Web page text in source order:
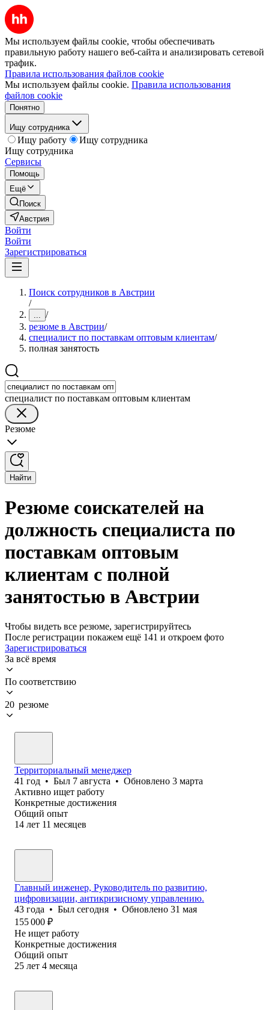
Мы используем файлы cookie, чтобы обеспечивать
правильную работу нашего веб-сайта и анализировать сетевой
трафик.
Правила использования файлов cookie
Мы используем файлы cookie. Правила использования
файлов cookie
Понятно
Ищу сотрудника
Ищу работу
Ищу сотрудника
Ищу сотрудника
Сервисы
Помощь
Ещё
Поиск
Австрия
Войти
Войти
Зарегистрироваться
Поиск сотрудников в Австрии
/
... /
резюме в Австрии/
специалист по поставкам оптовым клиентам/
полная занятость
специалист по поставкам оптовым клиентам
Резюме
Найти
Резюме соискателей на
должность специалиста по
поставкам оптовым
клиентам с полной
занятостью в Австрии
Чтобы видеть все резюме, зарегистрируйтесь
После регистрации покажем ещё 141 и откроем фото
Зарегистрироваться
За всё время
По соответствию
20 резюме
Территориальный менеджер
41 год • Был 7 августа • Обновлено 3 марта
Активно ищет работу
Конкретные достижения
Общий опыт
14 лет 11 месяцев
Главный инженер, Руководитель по развитию,
цифровизации, антикризисному управлению.
43 года • Был сегодня • Обновлено 31 мая
155 000 ₽
Не ищет работу
Конкретные достижения
Общий опыт
25 лет 4 месяца